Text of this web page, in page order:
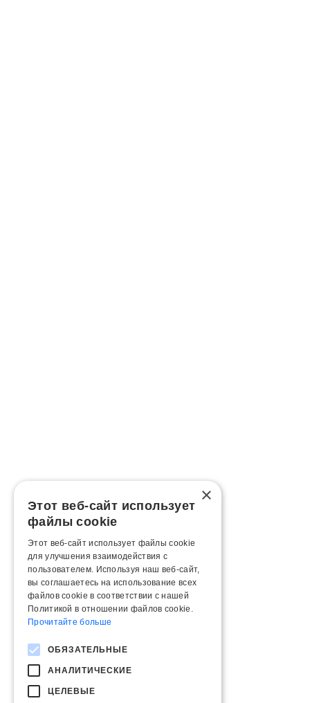
×
Этот веб-сайт использует
файлы cookie
Этот веб-сайт использует файлы cookie
для улучшения взаимодействия с
пользователем. Используя наш веб-сайт,
вы соглашаетесь на использование всех
файлов cookie в соответствии с нашей
Политикой в ​​отношении файлов cookie.
Прочитайте больше
ОБЯЗАТЕЛЬНЫЕ
АНАЛИТИЧЕСКИЕ
ЦЕЛЕВЫЕ